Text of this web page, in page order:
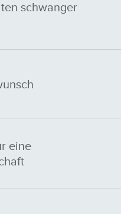
schwanger
eine